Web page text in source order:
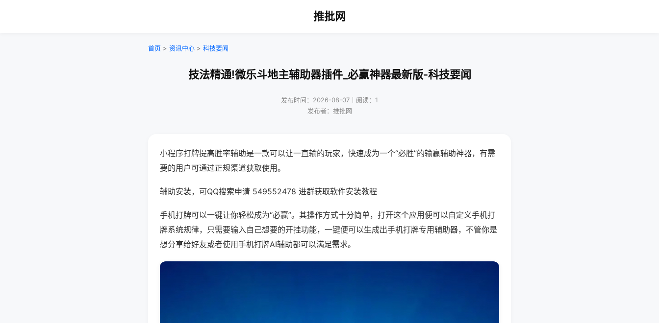
推批网
首页 > 资讯中心 > 科技要闻
技法精通!微乐斗地主辅助器插件_必赢神器最新版-科技要闻
发布时间：2026-08-07｜阅读：1
发布者：推批网
小程序打牌提高胜率辅助是一款可以让一直输的玩家，快速成为一个“必胜”的输赢辅助神器，有需
要的用户可通过正规渠道获取使用。
辅助安装，可QQ搜索申请 549552478 进群获取软件安装教程
手机打牌可以一键让你轻松成为“必赢”。其操作方式十分简单，打开这个应用便可以自定义手机打
牌系统规律，只需要输入自己想要的开挂功能，一键便可以生成出手机打牌专用辅助器，不管你是
想分享给好友或者使用手机打牌AI辅助都可以满足需求。